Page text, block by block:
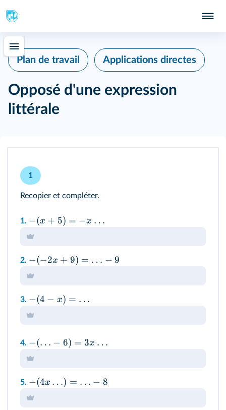
Plan de travail Applications directes
Opposé d'une expression
littérale
1
Recopier et compléter.
1. −(x + 5) = −x …
2. −(−2x + 9) = … − 9
3. −(4 − x) = …
4. −(… − 6) = 3x …
5. −(4x …) = … − 8